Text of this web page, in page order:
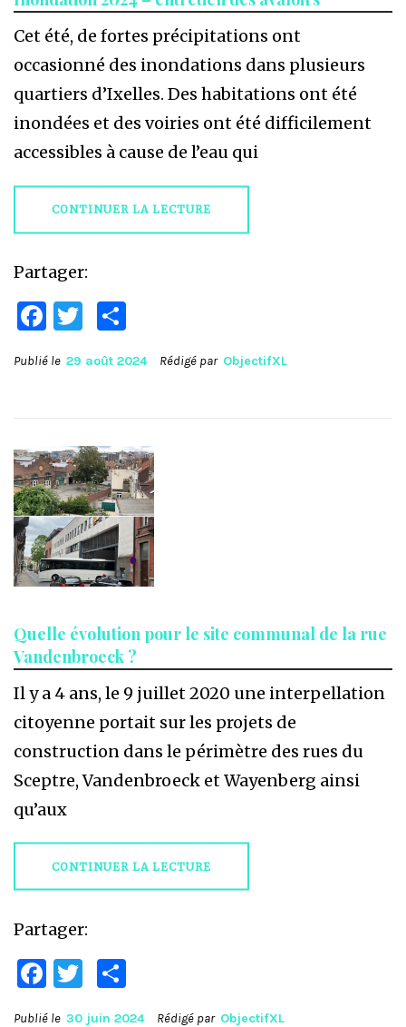
Cet été, de fortes précipitations ont
occasionné des inondations dans plusieurs
quartiers d’Ixelles. Des habitations ont été
inondées et des voiries ont été difficilement
accessibles à cause de l’eau qui
CONTINUER LA LECTURE
Partager:
Facebook
Twitter
Publié le 29 août 2024 Rédigé par ObjectifXL
Quelle évolution pour le site communal de la rue
Vandenbroeck ?
Il y a 4 ans, le 9 juillet 2020 une interpellation
citoyenne portait sur les projets de
construction dans le périmètre des rues du
Sceptre, Vandenbroeck et Wayenberg ainsi
qu’aux
CONTINUER LA LECTURE
Partager:
Facebook
Twitter
Publié le 30 juin 2024 Rédigé par ObjectifXL